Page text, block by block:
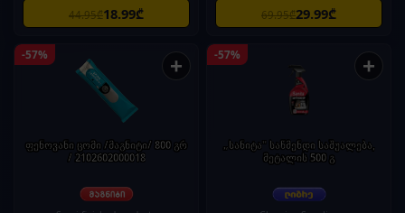
44.95₾18.99₾ 69.95₾29.99₾
-57% +
ფენოვანი ცომი /მაგნიტი/ 800 გრ
/ 2102602000018
-57% +
„სანიტა" საწმენდი საშუალება,
მეტალის 500 გ